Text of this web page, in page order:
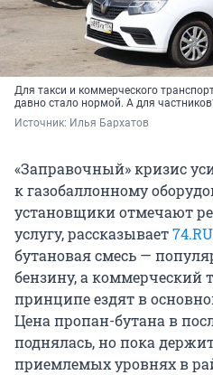
Для такси и коммерческого
давно стало нормой. А для
Источник: Илья Бархатов
«Заправочный» кризис
к газобаллонному
установщики отмечают
услугу, рассказывает74.RU
бутановая смесь —
бензину, а коммерческий
принципе ездят в
Цена пропан-бутана в
поднялась, но пока
приемлемых уровнях в